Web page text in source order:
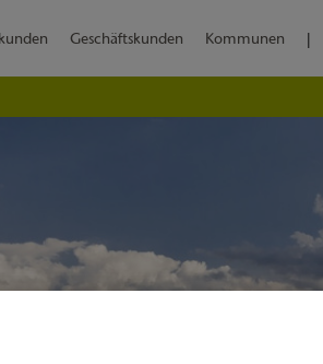
Geschäftskunden Kommunen |